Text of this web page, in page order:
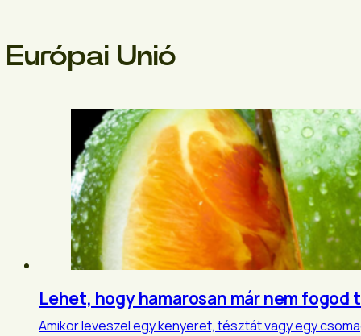
Európai Unió
Lehet, hogy hamarosan már nem fogod
Amikor leveszel egy kenyeret, tésztát vagy egy